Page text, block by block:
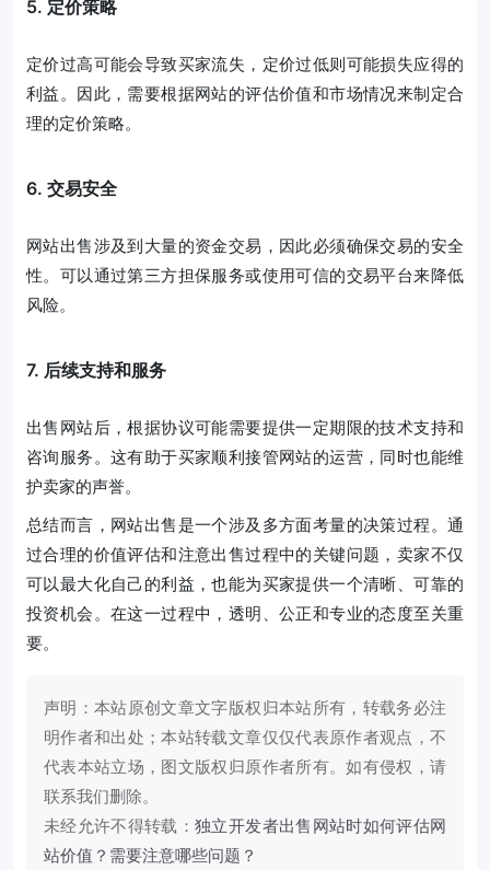
5. 定价策略
定价过高可能会导致买家流失，定价过低则可能损失应得的
利益。因此，需要根据网站的评估价值和市场情况来制定合
理的定价策略。
6. 交易安全
网站出售涉及到大量的资金交易，因此必须确保交易的安全
性。可以通过第三方担保服务或使用可信的交易平台来降低
风险。
7. 后续支持和服务
出售网站后，根据协议可能需要提供一定期限的技术支持和
咨询服务。这有助于买家顺利接管网站的运营，同时也能维
护卖家的声誉。
总结而言，网站出售是一个涉及多方面考量的决策过程。通
过合理的价值评估和注意出售过程中的关键问题，卖家不仅
可以最大化自己的利益，也能为买家提供一个清晰、可靠的
投资机会。在这一过程中，透明、公正和专业的态度至关重
要。
声明：本站原创文章文字版权归本站所有，转载务必注
明作者和出处；本站转载文章仅仅代表原作者观点，不
代表本站立场，图文版权归原作者所有。如有侵权，请
联系我们删除。
未经允许不得转载：独立开发者出售网站时如何评估网
站价值？需要注意哪些问题？